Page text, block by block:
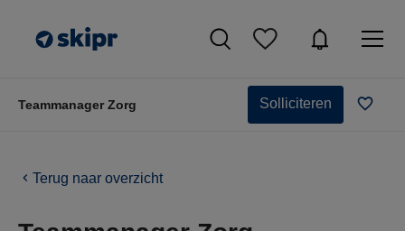
Teammanager Zorg Solliciteren
Terug naar overzicht